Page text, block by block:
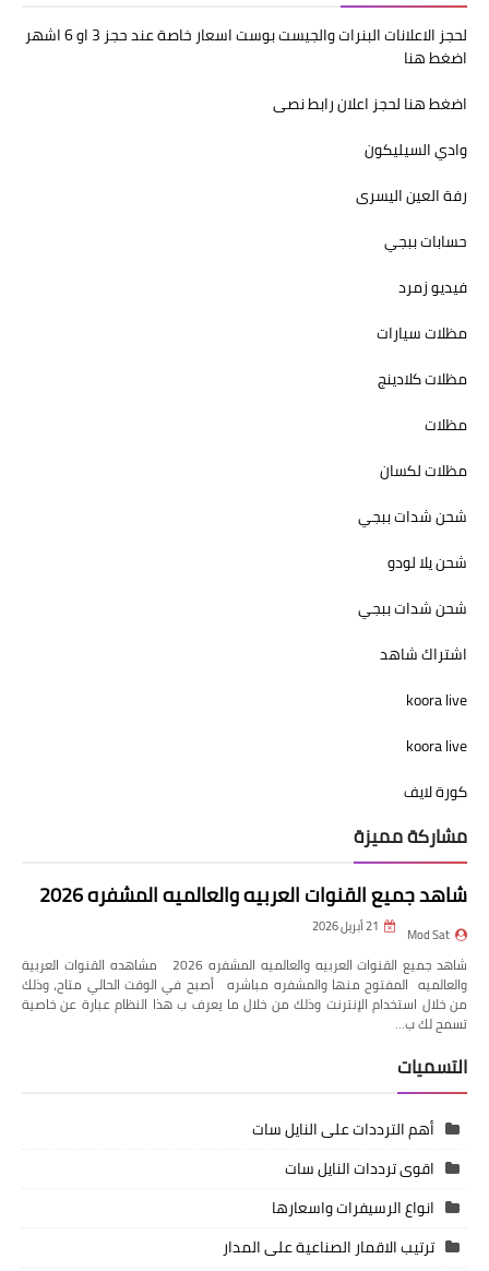
لحجز الاعلانات البنرات والجيست بوست اسعار خاصة عند حجز 3 او 6 اشهر
اضغط هنا
اضغط هنا لحجز اعلان رابط نصى
وادي السيليكون
رفة العين اليسرى
حسابات ببجي
فيديو زمرد
مظلات سيارات
مظلات كلادينج
مظلات
مظلات لكسان
شحن شدات ببجي
شحن يلا لودو
شحن شدات ببجي
اشتراك شاهد
koora live
koora live
كورة لايف
مشاركة مميزة
شاهد جميع القنوات العربيه والعالميه المشفره 2026
Mod Sat 21 أبريل 2026
شاهد جميع القنوات العربيه والعالميه المشفره 2026 مشاهده القنوات العربية
والعالميه المفتوح منها والمشفره مباشره أصبح في الوقت الحالي متاح، وذلك
من خلال استخدام الإنترنت وذلك من خلال ما يعرف ب هذا النظام عبارة عن خاصية
تسمح لك ب…
التسميات
أهم الترددات على النايل سات
اقوى ترددات النايل سات
انواع الرسيفرات واسعارها
ترتيب الاقمار الصناعية على المدار